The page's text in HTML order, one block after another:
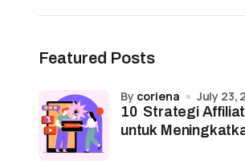
Featured Posts
10 Strategi
untuk
by coriena July 23,